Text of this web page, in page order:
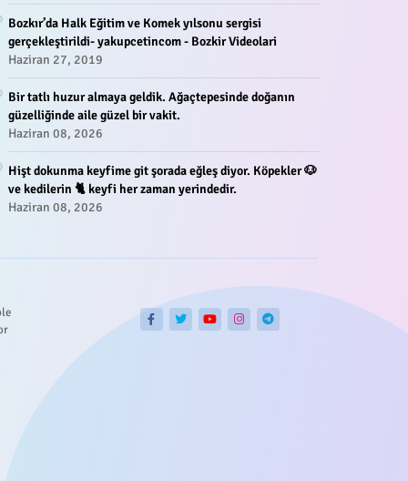
Bozkır’da Halk Eğitim ve Komek yılsonu sergisi
gerçekleştirildi- yakupcetincom - Bozkir Videolari
Haziran 27, 2019
Bir tatlı huzur almaya geldik. Ağaçtepesinde doğanın
güzelliğinde aile güzel bir vakit.
Haziran 08, 2026
Hişt dokunma keyfime git şorada eğleş diyor. Köpekler 🐶
ve kedilerin 🐈 keyfi her zaman yerindedir.
Haziran 08, 2026